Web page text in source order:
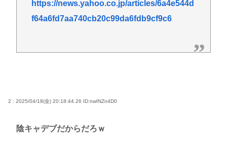
https://news.yahoo.co.jp/articles/6a4e544d
f64a6fd7aa740cb20c99da6fdb9cf9c6
2 : 2025/04/18(金) 20:18:44.26 ID:nwINZn4D0
陰キャデブだからだろｗ